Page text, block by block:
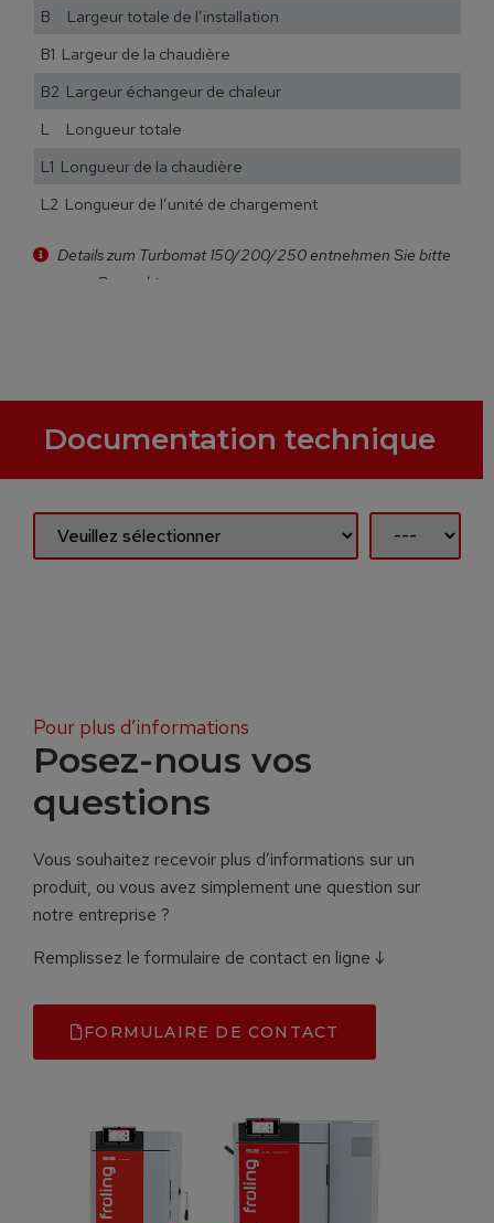
B Largeur totale de l’installation
B1 Largeur de la chaudière
B2 Largeur échangeur de chaleur
L Longueur totale
L1 Longueur de la chaudière
L2 Longueur de l’unité de chargement
Details zum Turbomat 150/200/250 entnehmen Sie bitte
unserem Prospekt
Documentation technique
Pour plus d’informations
Posez-nous vos
questions
Vous souhaitez recevoir plus d’informations sur un
produit, ou vous avez simplement une question sur
notre entreprise ?
Remplissez le formulaire de contact en ligne ↓
FORMULAIRE DE CONTACT